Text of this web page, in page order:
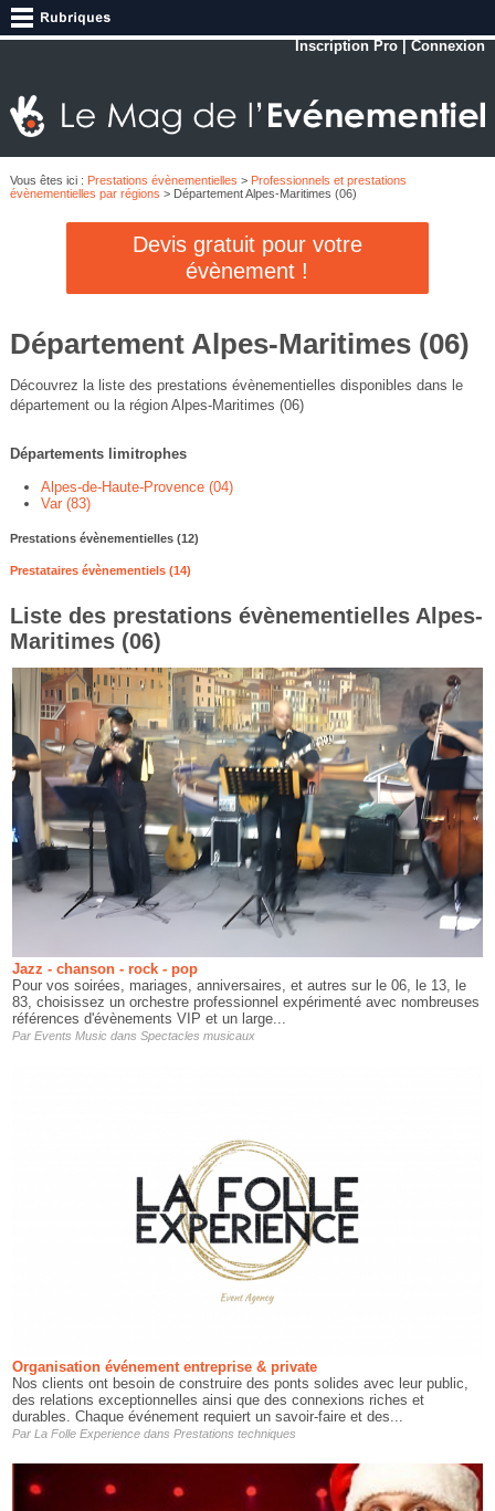
Inscription Pro |Connexion
Vous êtes ici : Prestations évènementielles > Professionnels et prestations
évènementielles par régions > Département Alpes-Maritimes (06)
Devis gratuit pour votre
évènement !
Département Alpes-Maritimes (06)
Découvrez la liste des prestations évènementielles disponibles dans le
département ou la région Alpes-Maritimes (06)
Départements limitrophes
Alpes-de-Haute-Provence (04)
Var (83)
Prestations évènementielles (12)
Prestataires évènementiels (14)
Liste des prestations évènementielles Alpes-
Maritimes (06)
Jazz - chanson - rock - pop
Pour vos soirées, mariages, anniversaires, et autres sur le 06, le 13, le
83, choisissez un orchestre professionnel expérimenté avec nombreuses
références d'évènements VIP et un large...
Par Events Musicdans Spectacles musicaux
Organisation événement entreprise & private
Nos clients ont besoin de construire des ponts solides avec leur public,
des relations exceptionnelles ainsi que des connexions riches et
durables. Chaque événement requiert un savoir-faire et des...
Par La Folle Experiencedans Prestations techniques